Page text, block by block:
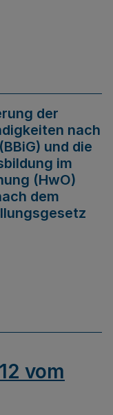
der
nach
und die
im
(HwO)
dem
vom